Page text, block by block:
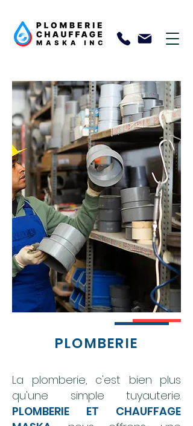
PLOMBERIE
La plomberie, c'est bien plus
qu'une simple tuyauterie.
PLOMBERIE ET CHAUFFAGE